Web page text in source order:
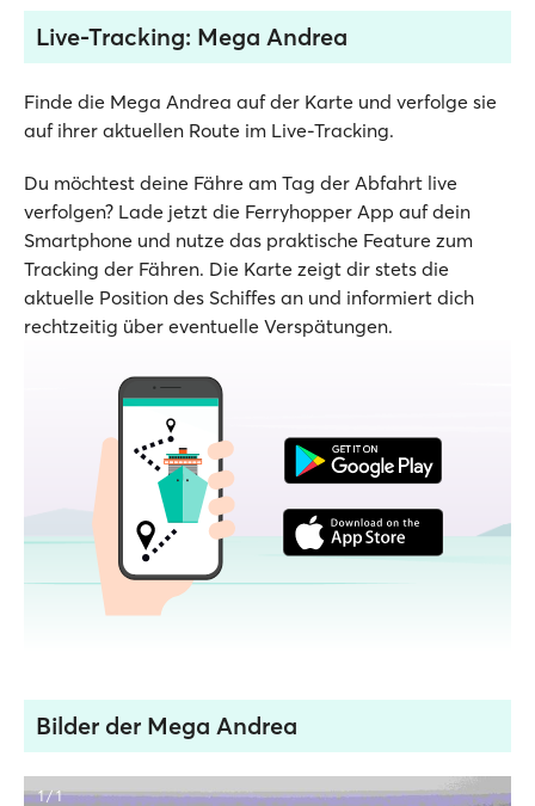
Live-Tracking: Mega Andrea
Finde die Mega Andrea auf der Karte und verfolge sie
auf ihrer aktuellen Route im Live-Tracking.
Du möchtest deine Fähre am Tag der Abfahrt live
verfolgen? Lade jetzt die Ferryhopper App auf dein
Smartphone und nutze das praktische Feature zum
Tracking der Fähren. Die Karte zeigt dir stets die
aktuelle Position des Schiffes an und informiert dich
rechtzeitig über eventuelle Verspätungen.
Bilder der Mega Andrea
1 / 1